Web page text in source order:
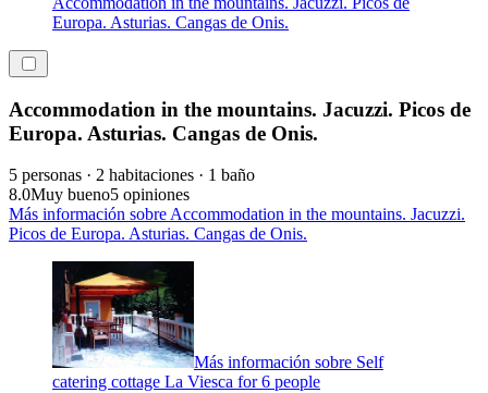
Europa. Asturias. Cangas de Onis.
Accommodation in the mountains. Jacuzzi. Picos de
Europa. Asturias. Cangas de Onis.
5 personas · 2 habitaciones · 1 baño
8.0Muy bueno5 opiniones
Más información sobre Accommodation in the mountains. Jacuzzi.
Picos de Europa. Asturias. Cangas de Onis.
Más información sobre Self
catering cottage La Viesca for 6 people